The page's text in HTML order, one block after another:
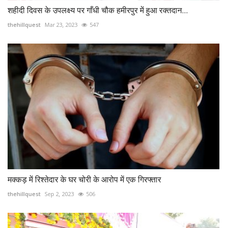
शहीदी दिवस के उपलक्ष्य पर गाँधी चौक हमीरपुर में हुआ रक्तदान...
thehillquest Mar 23, 2023 547
मक्कड़ में रिश्तेदार के घर चोरी के आरोप में एक गिरफ्तार
thehillquest Sep 2, 2023 506